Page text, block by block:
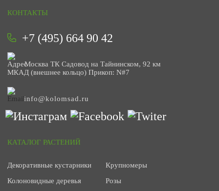
КОНТАКТЫ
+7 (495) 664 90 42
Москва ТК Садовод на Тайнинском, 92 км
МКАД (внешнее кольцо) Прикоп: N#7
info@kolomsad.ru
КАТАЛОГ РАСТЕНИЙ
Декоративные кустарники
Колоновидные деревья
Крупномеры
Розы